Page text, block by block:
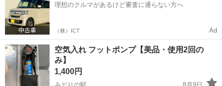
理想のクルマがあるけど審査に通らない方へ
（株）ICT Ad
空気入れ フットポンプ【美品・使用2回の
み】
1,400円